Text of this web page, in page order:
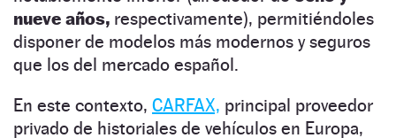
nueve años, respectivamente), permitiéndoles
disponer de modelos más modernos y seguros
que los del mercado español.
En este contexto, CARFAX, principal proveedor
privado de historiales de vehículos en Europa,